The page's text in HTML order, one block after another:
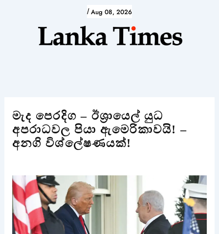
/ Aug 08, 2026
මැද පෙරදිග – ඊශ්‍රායෙල් යුධ
අපරාධවල පියා ඇමෙරිකාවයි! –
අනගි විශ්ලේෂණයක්!